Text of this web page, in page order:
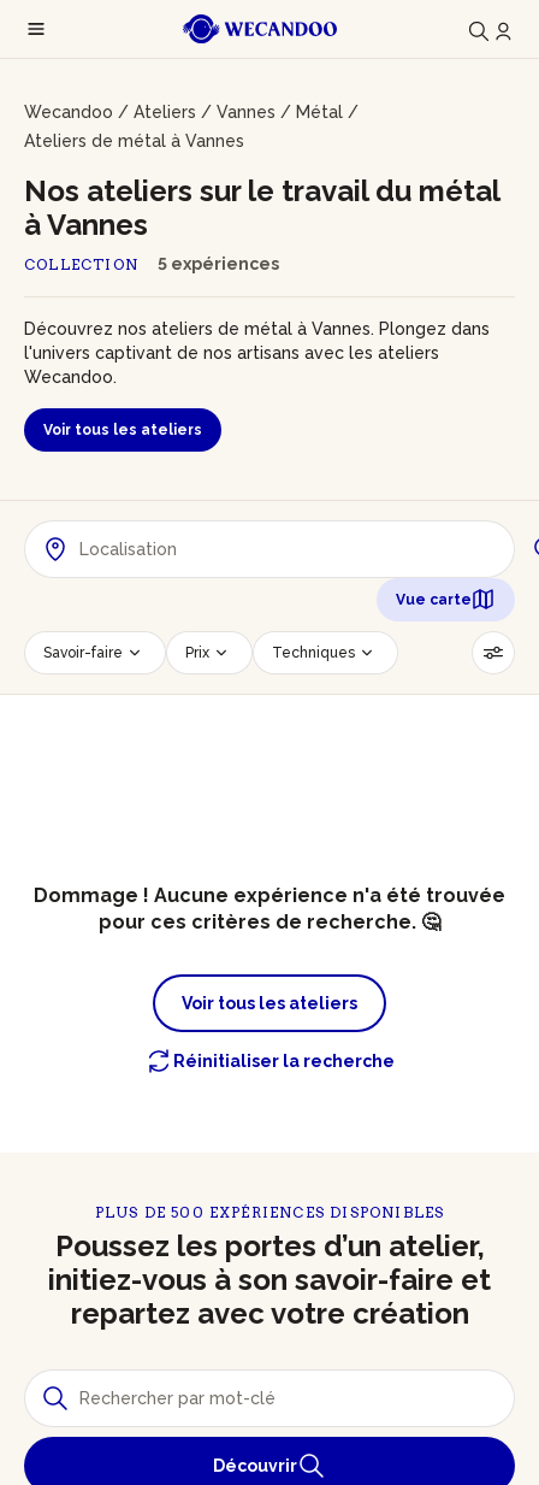
Wecandoo / Ateliers / Vannes / Métal /
Ateliers de métal à Vannes
COLLECTION 5 expériences
Nos ateliers sur le travail du métal
à Vannes
Découvrez nos ateliers de métal à Vannes. Plongez dans
l'univers captivant de nos artisans avec les ateliers
Wecandoo.
Voir tous les ateliers
Vue carte
Savoir-faire Prix Techniques
Date Créneau horaire
Dommage ! Aucune expérience n'a été trouvée
pour ces critères de recherche. 🤔
Voir tous les ateliers
Réinitialiser la recherche
PLUS DE 500 EXPÉRIENCES DISPONIBLES
Poussez les portes d’un atelier,
initiez-vous à son savoir-faire et
repartez avec votre création
Découvrir